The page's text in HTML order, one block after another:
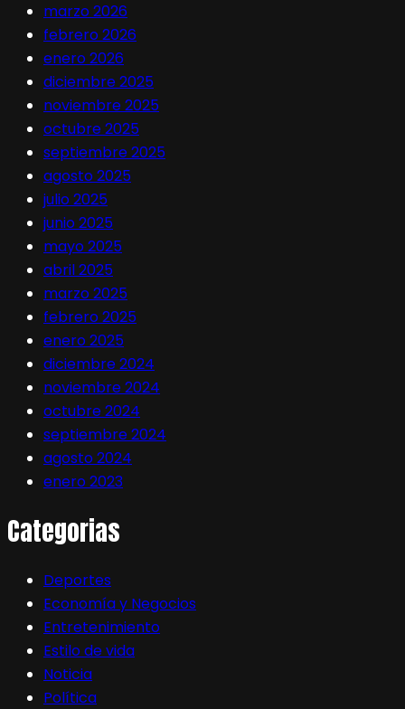
marzo 2026
febrero 2026
enero 2026
diciembre 2025
noviembre 2025
octubre 2025
septiembre 2025
agosto 2025
julio 2025
junio 2025
mayo 2025
abril 2025
marzo 2025
febrero 2025
enero 2025
diciembre 2024
noviembre 2024
octubre 2024
septiembre 2024
agosto 2024
enero 2023
Categorias
Deportes
Economía y Negocios
Entretenimiento
Estilo de vida
Noticia
Política